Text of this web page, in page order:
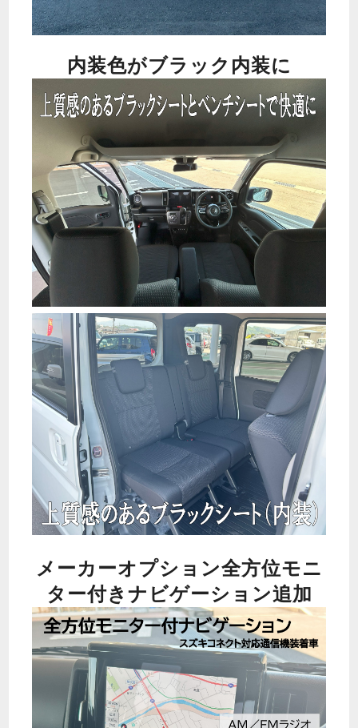
内装色がブラック内装に
メーカーオプション全方位モニ
ター付きナビゲーション追加